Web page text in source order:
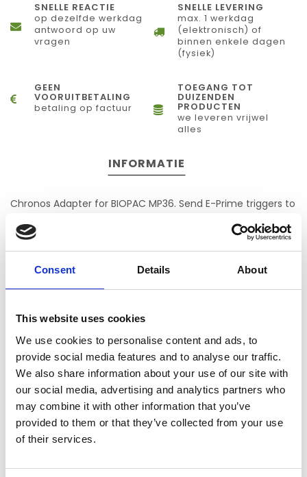
Consent Details About
This website uses cookies
We use cookies to personalise content and ads, to
provide social media features and to analyse our traffic.
We also share information about your use of our site with
our social media, advertising and analytics partners who
may combine it with other information that you’ve
provided to them or that they’ve collected from your use
of their services.
SNELLE REACTIE
op dezelfde werkdag
antwoord op uw
vragen
SNELLE LEVERING
max. 1 werkdag
(elektronisch) of
binnen enkele dagen
(fysiek)
GEEN
VOORUITBETALING
betaling op factuur
TOEGANG TOT
DUIZENDEN
PRODUCTEN
we leveren vrijwel
alles
INFORMATIE
Chronos Adapter for BIOPAC MP36. Send E-Prime triggers to
BIOPAC MP36 with millisecond accuracy.
Includes 25-pin adapter and DB-25 to DB-25 cable to
directly connect Chronos to BIOPAC MP36.
Chronos Adapters provide a quick, plug-and-play solution.
Chronos Adapter for BIOPAC MP36
Nog niet gewaardeerd
0 sterren op basis van 0 beoordelingen
JE BEOORDELING TOEVOEGEN